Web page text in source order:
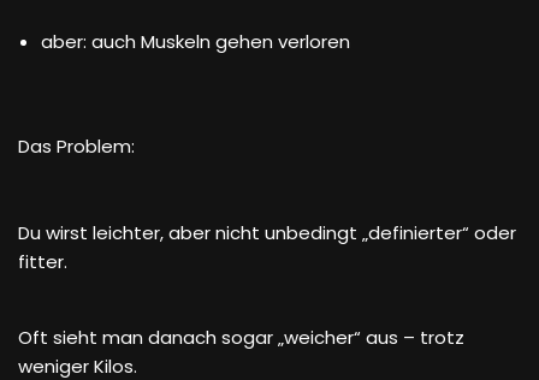
aber: auch Muskeln gehen verloren
Das Problem:
Du wirst leichter, aber nicht unbedingt „definierter“ oder
fitter.
Oft sieht man danach sogar „weicher“ aus – trotz
weniger Kilos.